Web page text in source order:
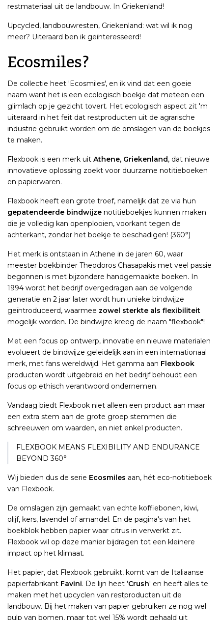
restmateriaal uit de landbouw. In Griekenland!
Upcycled, landbouwresten, Griekenland: wat wil ik nog
meer? Uiteraard ben ik geïnteresseerd!
Ecosmiles?
De collectie heet 'Ecosmiles', en ik vind dat een goeie
naam want het is een ecologisch boekje dat meteen een
glimlach op je gezicht tovert. Het ecologisch aspect zit 'm
uiteraard in het feit dat restproducten uit de agrarische
industrie gebruikt worden om de omslagen van de boekjes
te maken.
Flexbook is een merk uit Athene, Griekenland, dat nieuwe
innovatieve oplossing zoekt voor duurzame notitieboeken
en papierwaren.
Flexbook heeft een grote troef, namelijk dat ze via hun
gepatendeerde bindwijze notitieboekjes kunnen maken
die je volledig kan openplooien, voorkant tegen de
achterkant, zonder het boekje te beschadigen! (360°)
Het merk is ontstaan in Athene in de jaren 60, waar
meester boekbinder Theodoros Chasapakis met veel passie
begonnen is met bijzondere handgemaakte boeken. In
1994 wordt het bedrijf overgedragen aan de volgende
generatie en 2 jaar later wordt hun unieke bindwijze
geïntroduceerd, waarmee zowel sterkte als flexibiliteit
mogelijk worden. De bindwijze kreeg de naam "flexbook"!
Met een focus op ontwerp, innovatie en nieuwe materialen
evolueert de bindwijze geleidelijk aan in een internationaal
merk, met fans wereldwijd. Het gamma aan Flexbook
producten wordt uitgebreid en het bedrijf behoudt een
focus op ethisch verantwoord ondernemen.
Vandaag biedt Flexbook niet alleen een product aan maar
een extra stem aan de grote groep stemmen die
schreeuwen om waarden, en niet enkel producten.
FLEXBOOK MEANS FLEXIBILITY AND ENDURANCE
BEYOND 360°
Wij bieden dus de serie Ecosmiles aan, hét eco-notitieboek
van Flexbook.
De omslagen zijn gemaakt van echte koffiebonen, kiwi,
olijf, kers, lavendel of amandel. En de pagina's van het
boekblok hebben papier waar citrus in verwerkt zit.
Flexbook wil op deze manier bijdragen tot een kleinere
impact op het klimaat.
Het papier, dat Flexbook gebruikt, komt van de Italiaanse
papierfabrikant Favini. De lijn heet 'Crush' en heeft alles te
maken met het upcyclen van restproducten uit de
landbouw. Bij het maken van papier gebruiken ze nog wel
pulp van bomen, maar tot wel 15% wordt gehaald uit